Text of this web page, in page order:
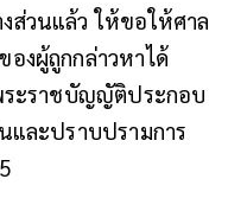
วนแล้ว ให้ขอให้ศาล
งผู้ถูกกล่าวหาได้
ระราชบัญญัติประกอบ
และปราบปรามการ